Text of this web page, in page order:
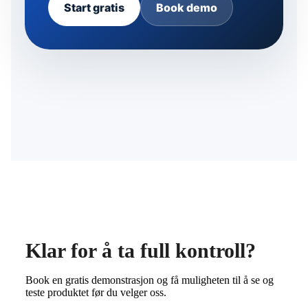
Start gratis Book demo
Klar for å ta full kontroll?
Book en gratis demonstrasjon og få muligheten til å se og
teste produktet før du velger oss.